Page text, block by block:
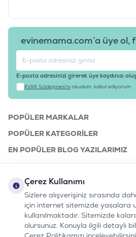
evinemama.com’a üye ol,
E-posta adresinizi girerek üye kaydınızı
KVKK Sözleşmesi'ni okudum, kabul ediyorum.
POPÜLER MARKALAR
POPÜLER KATEGORILER
EN POPÜLER BLOG YAZILARIMIZ
KURUMSAL
bizi takip edin:
Instagram
Youtube
TiktokFacebook
Linkedin
0232 7000 212
%100 MUTLU
Çerez Kullanımı
Sizlere alışverişiniz sırasında
için internet sitemizde yasalara
kullanılmaktadır. Sitemizde
olursunuz. Konuyla ilgili detaylı